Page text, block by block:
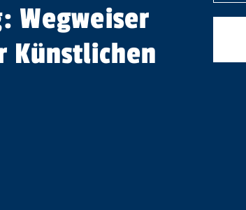
Wegweiser
Künstlichen